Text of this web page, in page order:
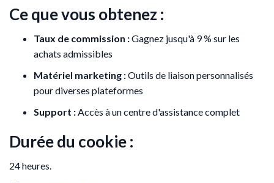
Ce que vous obtenez :
Taux de commission :Gagnez jusqu'à 9 % sur les
achats admissibles
Matériel marketing :Outils de liaison personnalisés
pour diverses plateformes
Support :Accès à un centre d'assistance complet
Durée du cookie :
24 heures.